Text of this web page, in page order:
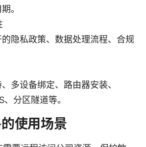
。
隐私政策、数据处理流程、合规
多设备绑定、路由器安装、
分区隧道等。
使用场景